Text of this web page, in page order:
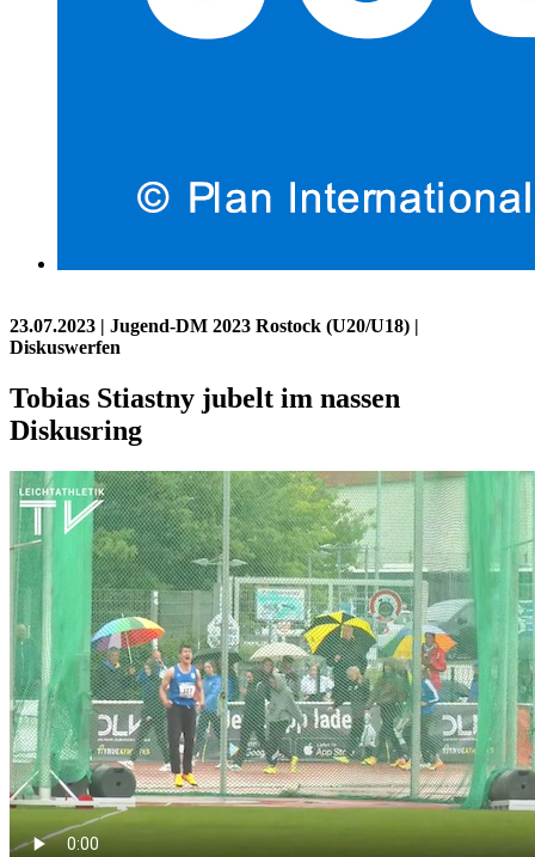
23.07.2023 | Jugend-DM 2023 Rostock (U20/U18) |
Diskuswerfen
Tobias Stiastny jubelt im nassen
Diskusring